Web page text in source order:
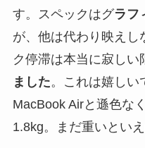
す。スペックはグラフ
が、他は代わり映えし
ク停滞は本当に寂しい
ました。これは嬉しい
MacBook Airと遜色な
1.8kg。まだ重いとい